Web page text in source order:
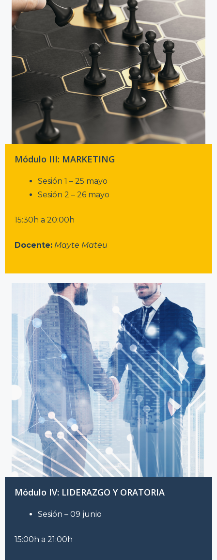
Módulo III: MARKETING
Sesión 1 – 25 mayo
Sesión 2 – 26 mayo
15:30h a 20:00h
Docente: Mayte Mateu
Módulo IV: LIDERAZGO Y ORATORIA
Sesión – 09 junio
15:00h a 21:00h